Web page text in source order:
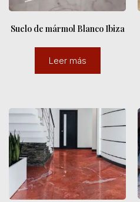
Suelo de mármol Blanco Ibiza
Leer más